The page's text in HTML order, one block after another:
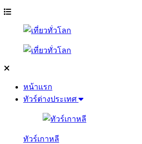
หน้าแรก
ทัวร์ต่างประเทศ
ทัวร์เกาหลี